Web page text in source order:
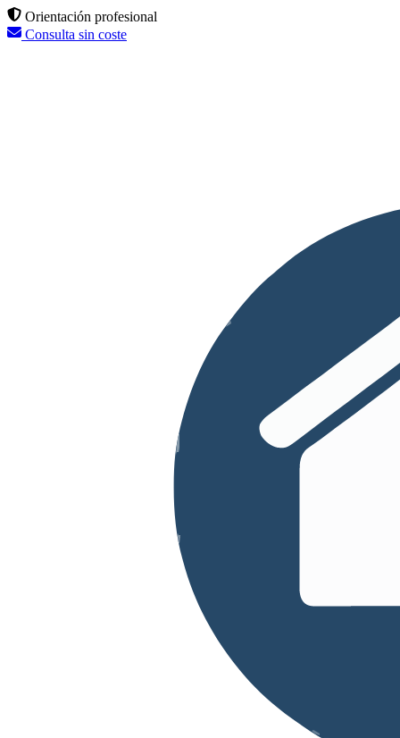
Orientación profesional
Consulta sin coste